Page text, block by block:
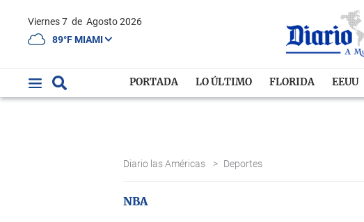
Viernes 7 de Agosto 2026
89°F MIAMI
PORTADA LO ÚLTIMO FLORIDA EEUU
Diario las Américas > Deportes
NBA